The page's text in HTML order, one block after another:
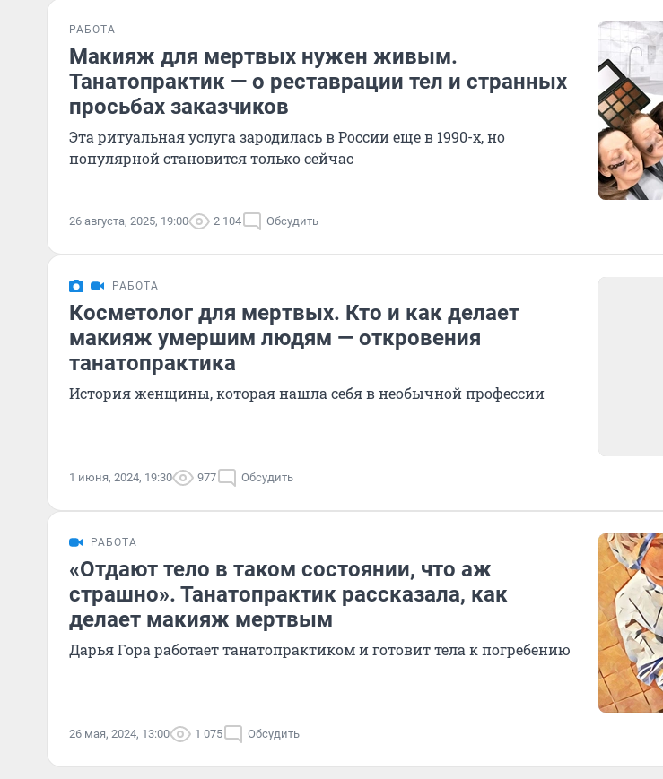
РАБОТА
Макияж для мертвых нужен живым.
Танатопрактик — о реставрации тел и странных
просьбах заказчиков
Эта ритуальная услуга зародилась в России еще в 1990-х, но
популярной становится только сейчас
26 августа, 2025, 19:00 2 104 Обсудить
РАБОТА
Косметолог для мертвых. Кто и как делает
макияж умершим людям — откровения
танатопрактика
История женщины, которая нашла себя в необычной профессии
1 июня, 2024, 19:30 977 Обсудить
РАБОТА
«Отдают тело в таком состоянии, что аж
страшно». Танатопрактик рассказала, как
делает макияж мертвым
Дарья Гора работает танатопрактиком и готовит тела к погребению
26 мая, 2024, 13:00 1 075 Обсудить